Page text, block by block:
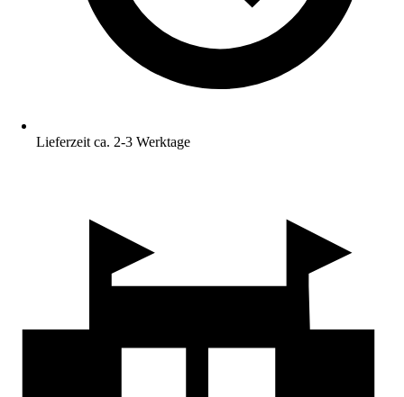
Lieferzeit ca. 2-3 Werktage